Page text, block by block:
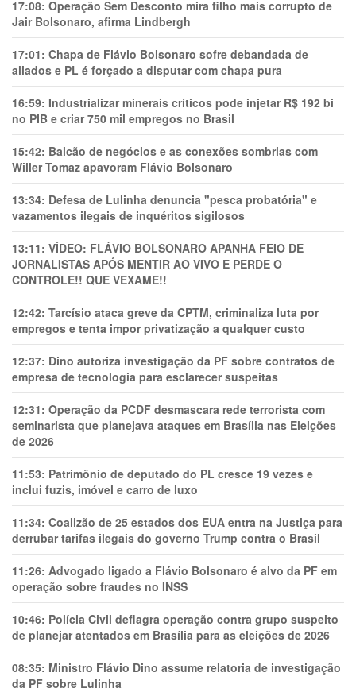
17:08: Operação Sem Desconto mira filho mais corrupto de
Jair Bolsonaro, afirma Lindbergh
17:01: Chapa de Flávio Bolsonaro sofre debandada de
aliados e PL é forçado a disputar com chapa pura
16:59: Industrializar minerais críticos pode injetar R$ 192 bi
no PIB e criar 750 mil empregos no Brasil
15:42: Balcão de negócios e as conexões sombrias com
Willer Tomaz apavoram Flávio Bolsonaro
13:34: Defesa de Lulinha denuncia "pesca probatória" e
vazamentos ilegais de inquéritos sigilosos
13:11: VÍDEO: FLÁVIO BOLSONARO APANHA FEIO DE
JORNALISTAS APÓS MENTIR AO VIVO E PERDE O
CONTROLE!! QUE VEXAME!!
12:42: Tarcísio ataca greve da CPTM, criminaliza luta por
empregos e tenta impor privatização a qualquer custo
12:37: Dino autoriza investigação da PF sobre contratos de
empresa de tecnologia para esclarecer suspeitas
12:31: Operação da PCDF desmascara rede terrorista com
seminarista que planejava ataques em Brasília nas Eleições
de 2026
11:53: Patrimônio de deputado do PL cresce 19 vezes e
inclui fuzis, imóvel e carro de luxo
11:34: Coalizão de 25 estados dos EUA entra na Justiça para
derrubar tarifas ilegais do governo Trump contra o Brasil
11:26: Advogado ligado a Flávio Bolsonaro é alvo da PF em
operação sobre fraudes no INSS
10:46: Polícia Civil deflagra operação contra grupo suspeito
de planejar atentados em Brasília para as eleições de 2026
08:35: Ministro Flávio Dino assume relatoria de investigação
da PF sobre Lulinha